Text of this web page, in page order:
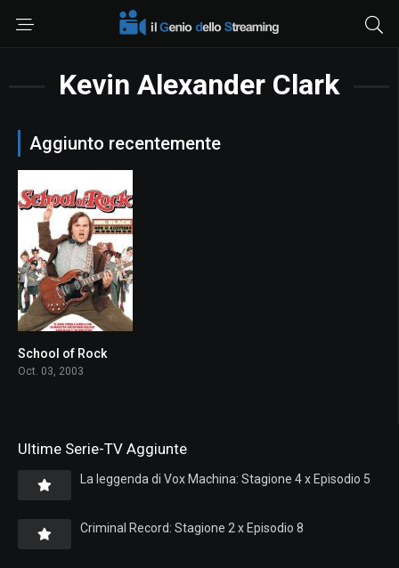
Kevin Alexander Clark
Aggiunto recentemente
School of Rock
Oct. 03, 2003
Ultime Serie-TV Aggiunte
La leggenda di Vox Machina: Stagione 4 x Episodio 5
Criminal Record: Stagione 2 x Episodio 8